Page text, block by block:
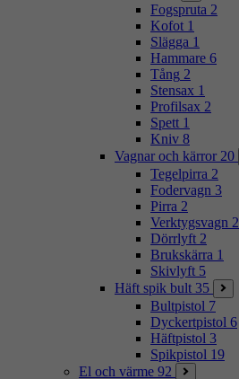
Fogspruta 2
Kofot 1
Slägga 1
Hammare 6
Tång 2
Stensax 1
Profilsax 2
Spett 1
Kniv 8
Vagnar och kärror 20
Tegelpirra 2
Fodervagn 3
Pirra 2
Verktygsvagn 2
Dörrlyft 2
Brukskärra 1
Skivlyft 5
Häft spik bult 35
Bultpistol 7
Dyckertpistol 6
Häftpistol 3
Spikpistol 19
El och värme 92